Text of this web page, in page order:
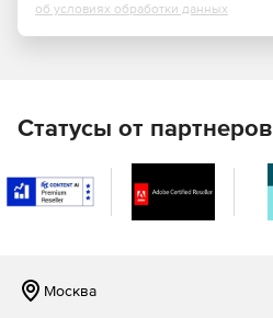
об условиях обработки данных
Статусы от партнеров
Москва